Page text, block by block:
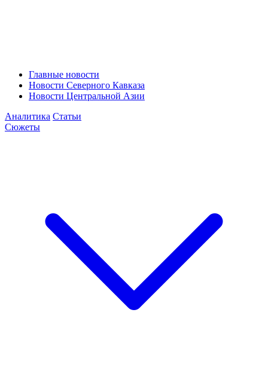
Главные новости
Новости Северного Кавказа
Новости Центральной Азии
Аналитика Статьи
Сюжеты